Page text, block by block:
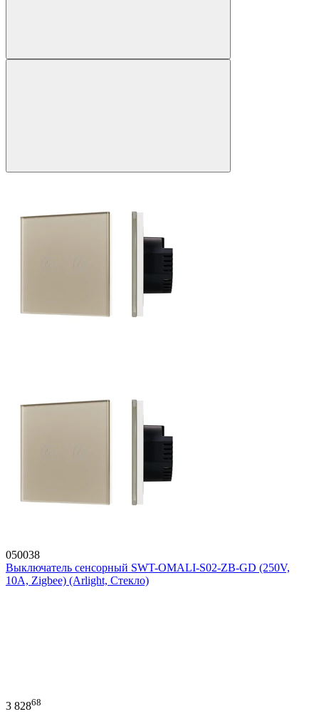
050038
Выключатель сенсорный SWT-OMALI-S02-ZB-GD (250V,
10A, Zigbee) (Arlight, Стекло)
3 82868